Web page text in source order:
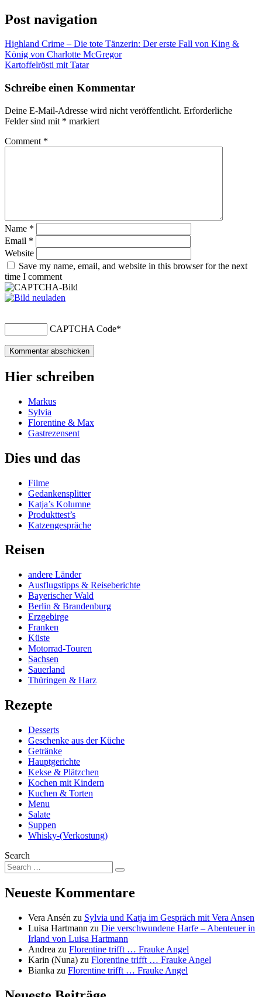
Post navigation
Highland Crime – Die tote Tänzerin: Der erste Fall von King &
König von Charlotte McGregor
Kartoffelrösti mit Tatar
Schreibe einen Kommentar
Deine E-Mail-Adresse wird nicht veröffentlicht. Erforderliche
Felder sind mit * markiert
Comment *
Name *
Email *
Website
Save my name, email, and website in this browser for the next
time I comment
CAPTCHA Code*
Hier schreiben
Markus
Sylvia
Florentine & Max
Gastrezensent
Dies und das
Filme
Gedankensplitter
Katja’s Kolumne
Produkttest’s
Katzengespräche
Reisen
andere Länder
Ausflugstipps & Reiseberichte
Bayerischer Wald
Berlin & Brandenburg
Erzgebirge
Franken
Küste
Motorrad-Touren
Sachsen
Sauerland
Thüringen & Harz
Rezepte
Desserts
Geschenke aus der Küche
Getränke
Hauptgerichte
Kekse & Plätzchen
Kochen mit Kindern
Kuchen & Torten
Menu
Salate
Suppen
Whisky-(Verkostung)
Search
Neueste Kommentare
Vera Ansén zu Sylvia und Katja im Gespräch mit Vera Ansen
Luisa Hartmann zu Die verschwundene Harfe – Abenteuer in
Irland von Luisa Hartmann
Andrea zu Florentine trifft … Frauke Angel
Karin (Nuna) zu Florentine trifft … Frauke Angel
Bianka zu Florentine trifft … Frauke Angel